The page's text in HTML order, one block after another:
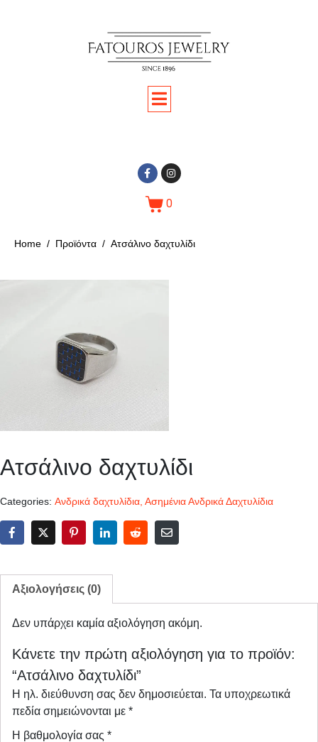
0
Home Προϊόντα Ατσάλινο δαχτυλίδι
Ατσάλινο δαχτυλίδι
Categories: Ανδρικά δαχτυλίδια Ασημένια Ανδρικά Δαχτυλίδια
Αξιολογήσεις (0)
Δεν υπάρχει καμία αξιολόγηση ακόμη.
Κάνετε την πρώτη αξιολόγηση για το προϊόν:
“Ατσάλινο δαχτυλίδι”
Η ηλ. διεύθυνση σας δεν δημοσιεύεται. Τα υποχρεωτικά
πεδία σημειώνονται με *
Η βαθμολογία σας *